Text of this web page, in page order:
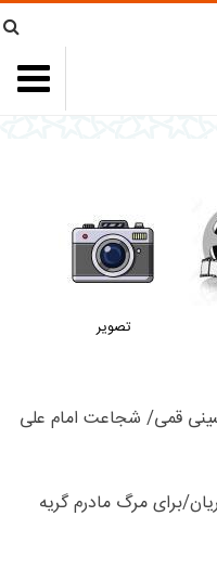
تصویر
قمی/ شجاعت امام علی
برای مرگ مادرم گریه